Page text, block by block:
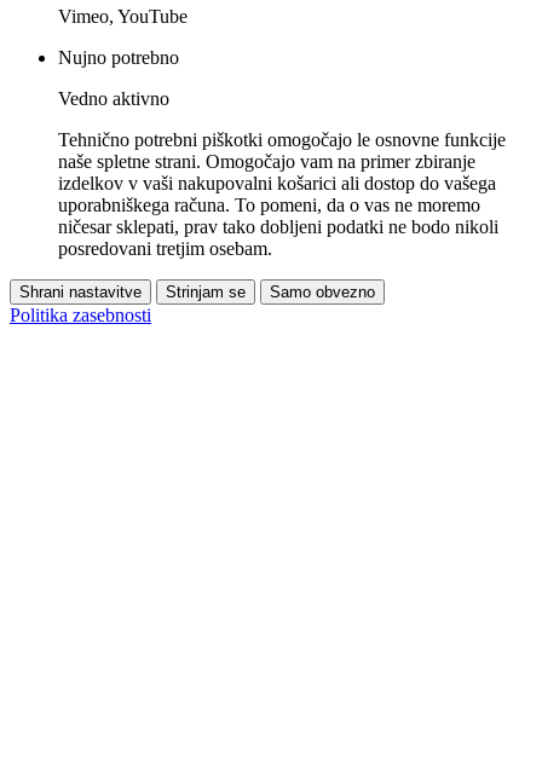
Vimeo, YouTube
Nujno potrebno
Vedno aktivno
Tehnično potrebni piškotki omogočajo le osnovne funkcije
naše spletne strani. Omogočajo vam na primer zbiranje
izdelkov v vaši nakupovalni košarici ali dostop do vašega
uporabniškega računa. To pomeni, da o vas ne moremo
ničesar sklepati, prav tako dobljeni podatki ne bodo nikoli
posredovani tretjim osebam.
Shrani nastavitve Strinjam se Samo obvezno
Politika zasebnosti